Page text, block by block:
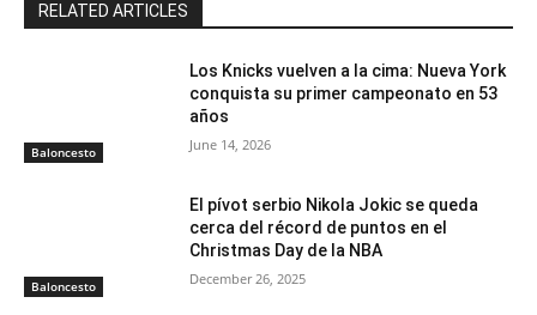
RELATED ARTICLES
Baloncesto
Los Knicks vuelven a la cima: Nueva York
conquista su primer campeonato en 53
años
June 14, 2026
Baloncesto
El pívot serbio Nikola Jokic se queda
cerca del récord de puntos en el
Christmas Day de la NBA
December 26, 2025